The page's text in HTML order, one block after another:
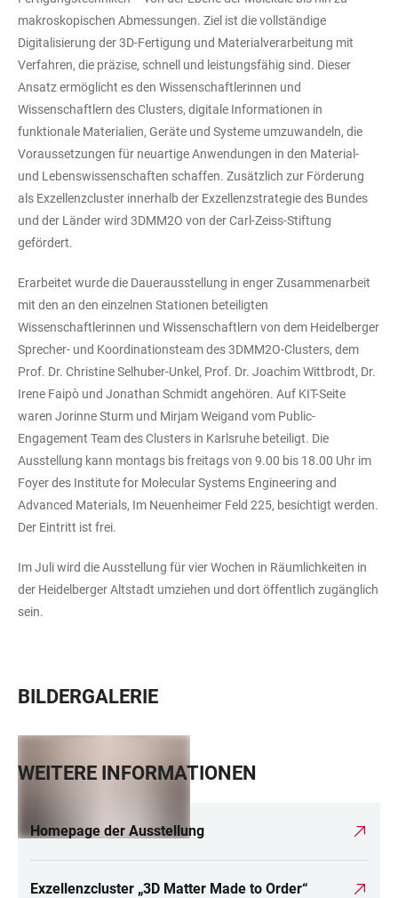
makroskopischen Abmessungen. Ziel ist die vollständige
Digitalisierung der 3D-Fertigung und Materialverarbeitung mit
Verfahren, die präzise, schnell und leistungsfähig sind. Dieser
Ansatz ermöglicht es den Wissenschaftlerinnen und
Wissenschaftlern des Clusters, digitale Informationen in
funktionale Materialien, Geräte und Systeme umzuwandeln, die
Voraussetzungen für neuartige Anwendungen in den Material-
und Lebenswissenschaften schaffen. Zusätzlich zur Förderung
als Exzellenzcluster innerhalb der Exzellenzstrategie des Bundes
und der Länder wird 3DMM2O von der Carl-Zeiss-Stiftung
gefördert.
Erarbeitet wurde die Dauerausstellung in enger Zusammenarbeit
mit den an den einzelnen Stationen beteiligten
Wissenschaftlerinnen und Wissenschaftlern von dem Heidelberger
Sprecher- und Koordinationsteam des 3DMM2O-Clusters, dem
Prof. Dr. Christine Selhuber-Unkel, Prof. Dr. Joachim Wittbrodt, Dr.
Irene Faipò und Jonathan Schmidt angehören. Auf KIT-Seite
waren Jorinne Sturm und Mirjam Weigand vom Public-
Engagement Team des Clusters in Karlsruhe beteiligt. Die
Ausstellung kann montags bis freitags von 9.00 bis 18.00 Uhr im
Foyer des Institute for Molecular Systems Engineering and
Advanced Materials, Im Neuenheimer Feld 225, besichtigt werden.
Der Eintritt ist frei.
Im Juli wird die Ausstellung für vier Wochen in Räumlichkeiten in
der Heidelberger Altstadt umziehen und dort öffentlich zugänglich
sein.
BILDERGALERIE
WEITERE INFORMATIONEN
Homepage der Ausstellung
Exzellenzcluster „3D Matter Made to Order“